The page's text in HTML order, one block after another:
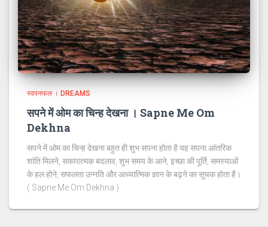
स्वपनफल । DREAMS
सपने में ओम का चिन्ह देखना । Sapne Me Om
Dekhna
सपने में ओम का चिन्ह देखना बहुत ही शुभ सपना होता है यह सपना आंतरिक
शांति मिलने, सकारात्मक बदलाव, शुभ समय के आने, इच्छा की पूर्ति, समस्याओं
के हल होने, सफलता उन्नति और आध्यात्मिक ज्ञान के बढ़ने का सूचक होता है।
( Sapne Me Om Dekhna )